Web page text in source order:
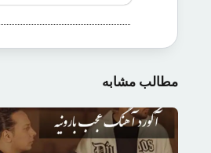
مطالب مشابه